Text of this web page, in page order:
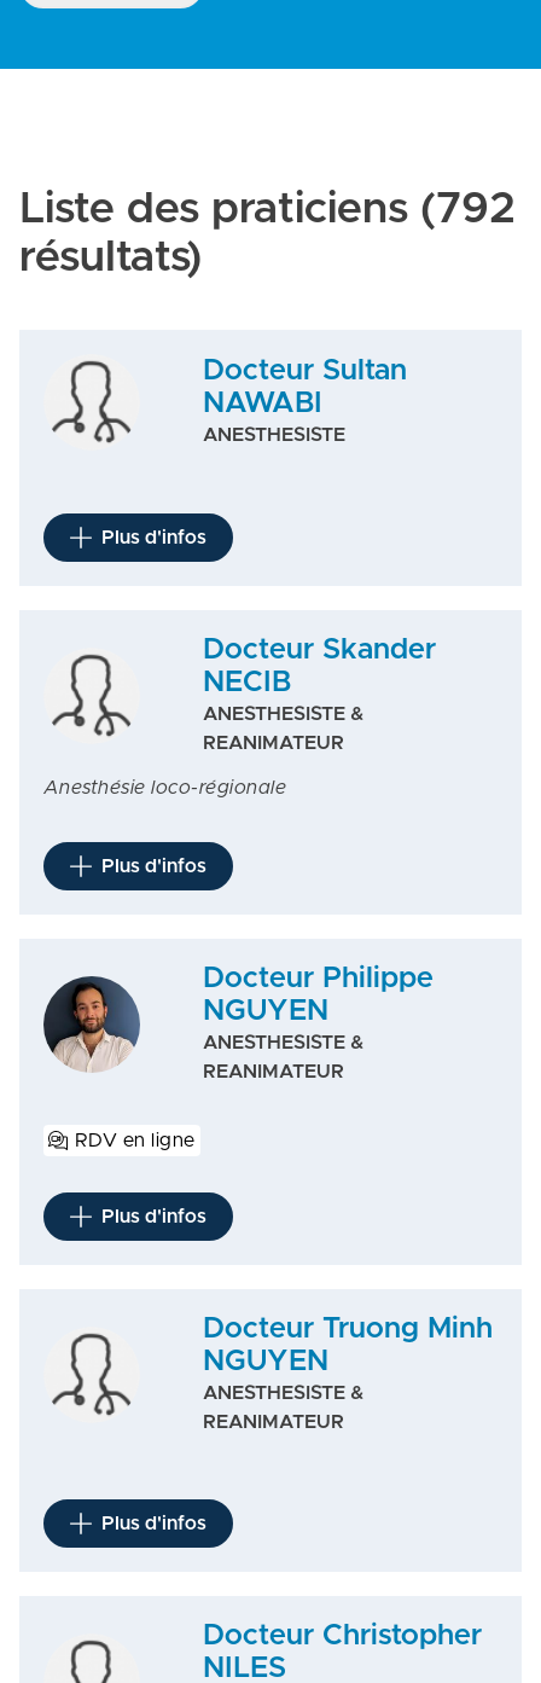
Liste des praticiens (792
résultats)
Docteur Sultan
NAWABI
ANESTHESISTE
Plus d'infos
Docteur Skander
NECIB
ANESTHESISTE &
REANIMATEUR
Anesthésie loco-régionale
Plus d'infos
Docteur Philippe
NGUYEN
ANESTHESISTE &
REANIMATEUR
RDV en ligne
Plus d'infos
Docteur Truong Minh
NGUYEN
ANESTHESISTE &
REANIMATEUR
Plus d'infos
Docteur Christopher
NILES